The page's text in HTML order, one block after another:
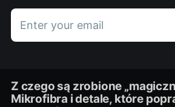
Enter your email
Z czego są zrobione
Mikrofibra i detale, które